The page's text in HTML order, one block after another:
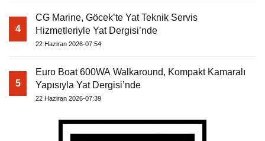
4
CG Marine, Göcek’te Yat Teknik Servis
Hizmetleriyle Yat Dergisi’nde
22 Haziran 2026-07:54
5
Euro Boat 600WA Walkaround, Kompakt Kamaralı
Yapısıyla Yat Dergisi’nde
22 Haziran 2026-07:39